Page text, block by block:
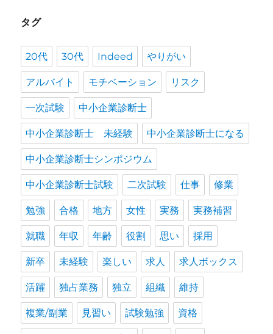
タグ
20代 30代 Indeed やりがい
アルバイト モチベーション リスク
一次試験 中小企業診断士
中小企業診断士 未経験 中小企業診断士になる
中小企業診断士シンポジウム
中小企業診断士試験 二次試験 仕事 修業
勉強 合格 地方 女性 実務 実務補習
就職 年収 年齢 役割 思い 採用
新卒 未経験 楽しい 求人 求人ボックス
活躍 独占業務 独立 組織 維持
複業/副業 見習い 試験勉強 資格